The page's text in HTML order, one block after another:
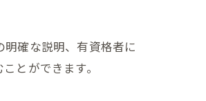
確な説明、有資格者に
とができます。